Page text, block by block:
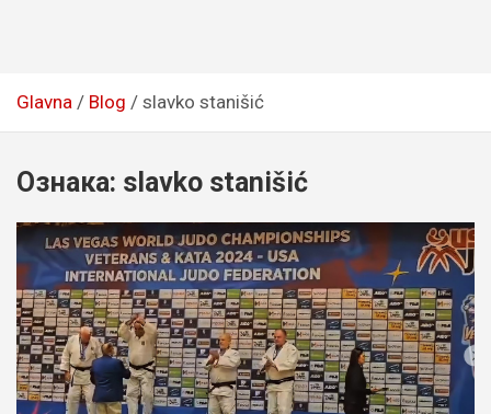
Glavna Blog slavko stanišić
Ознака: slavko stanišić